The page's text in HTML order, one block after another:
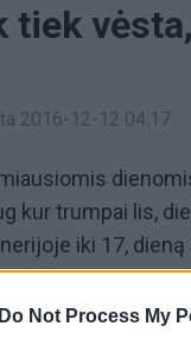
Do Not Process My
tiek
2016-12-12 04:17
kur trumpai lis,
iki 17,
dieną 20–24